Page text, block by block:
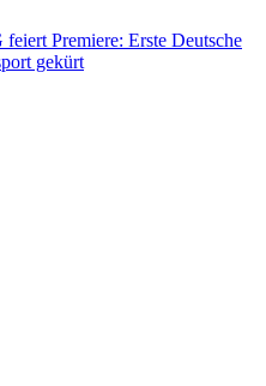
Premiere: Erste Deutsche
gekürt